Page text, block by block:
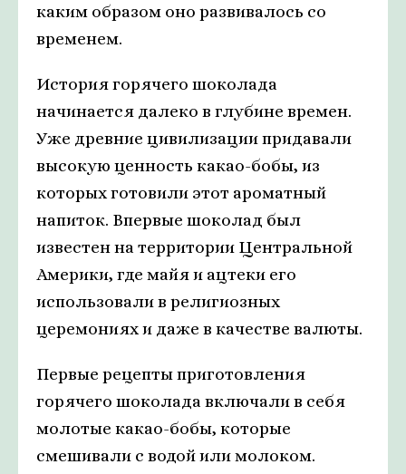
каким образом оно развивалось со
временем.
История горячего шоколада
начинается далеко в глубине времен.
Уже древние цивилизации придавали
высокую ценность какао-бобы, из
которых готовили этот ароматный
напиток. Впервые шоколад был
известен на территории Центральной
Америки, где майя и ацтеки его
использовали в религиозных
церемониях и даже в качестве валюты.
Первые рецепты приготовления
горячего шоколада включали в себя
молотые какао-бобы, которые
смешивали с водой или молоком.